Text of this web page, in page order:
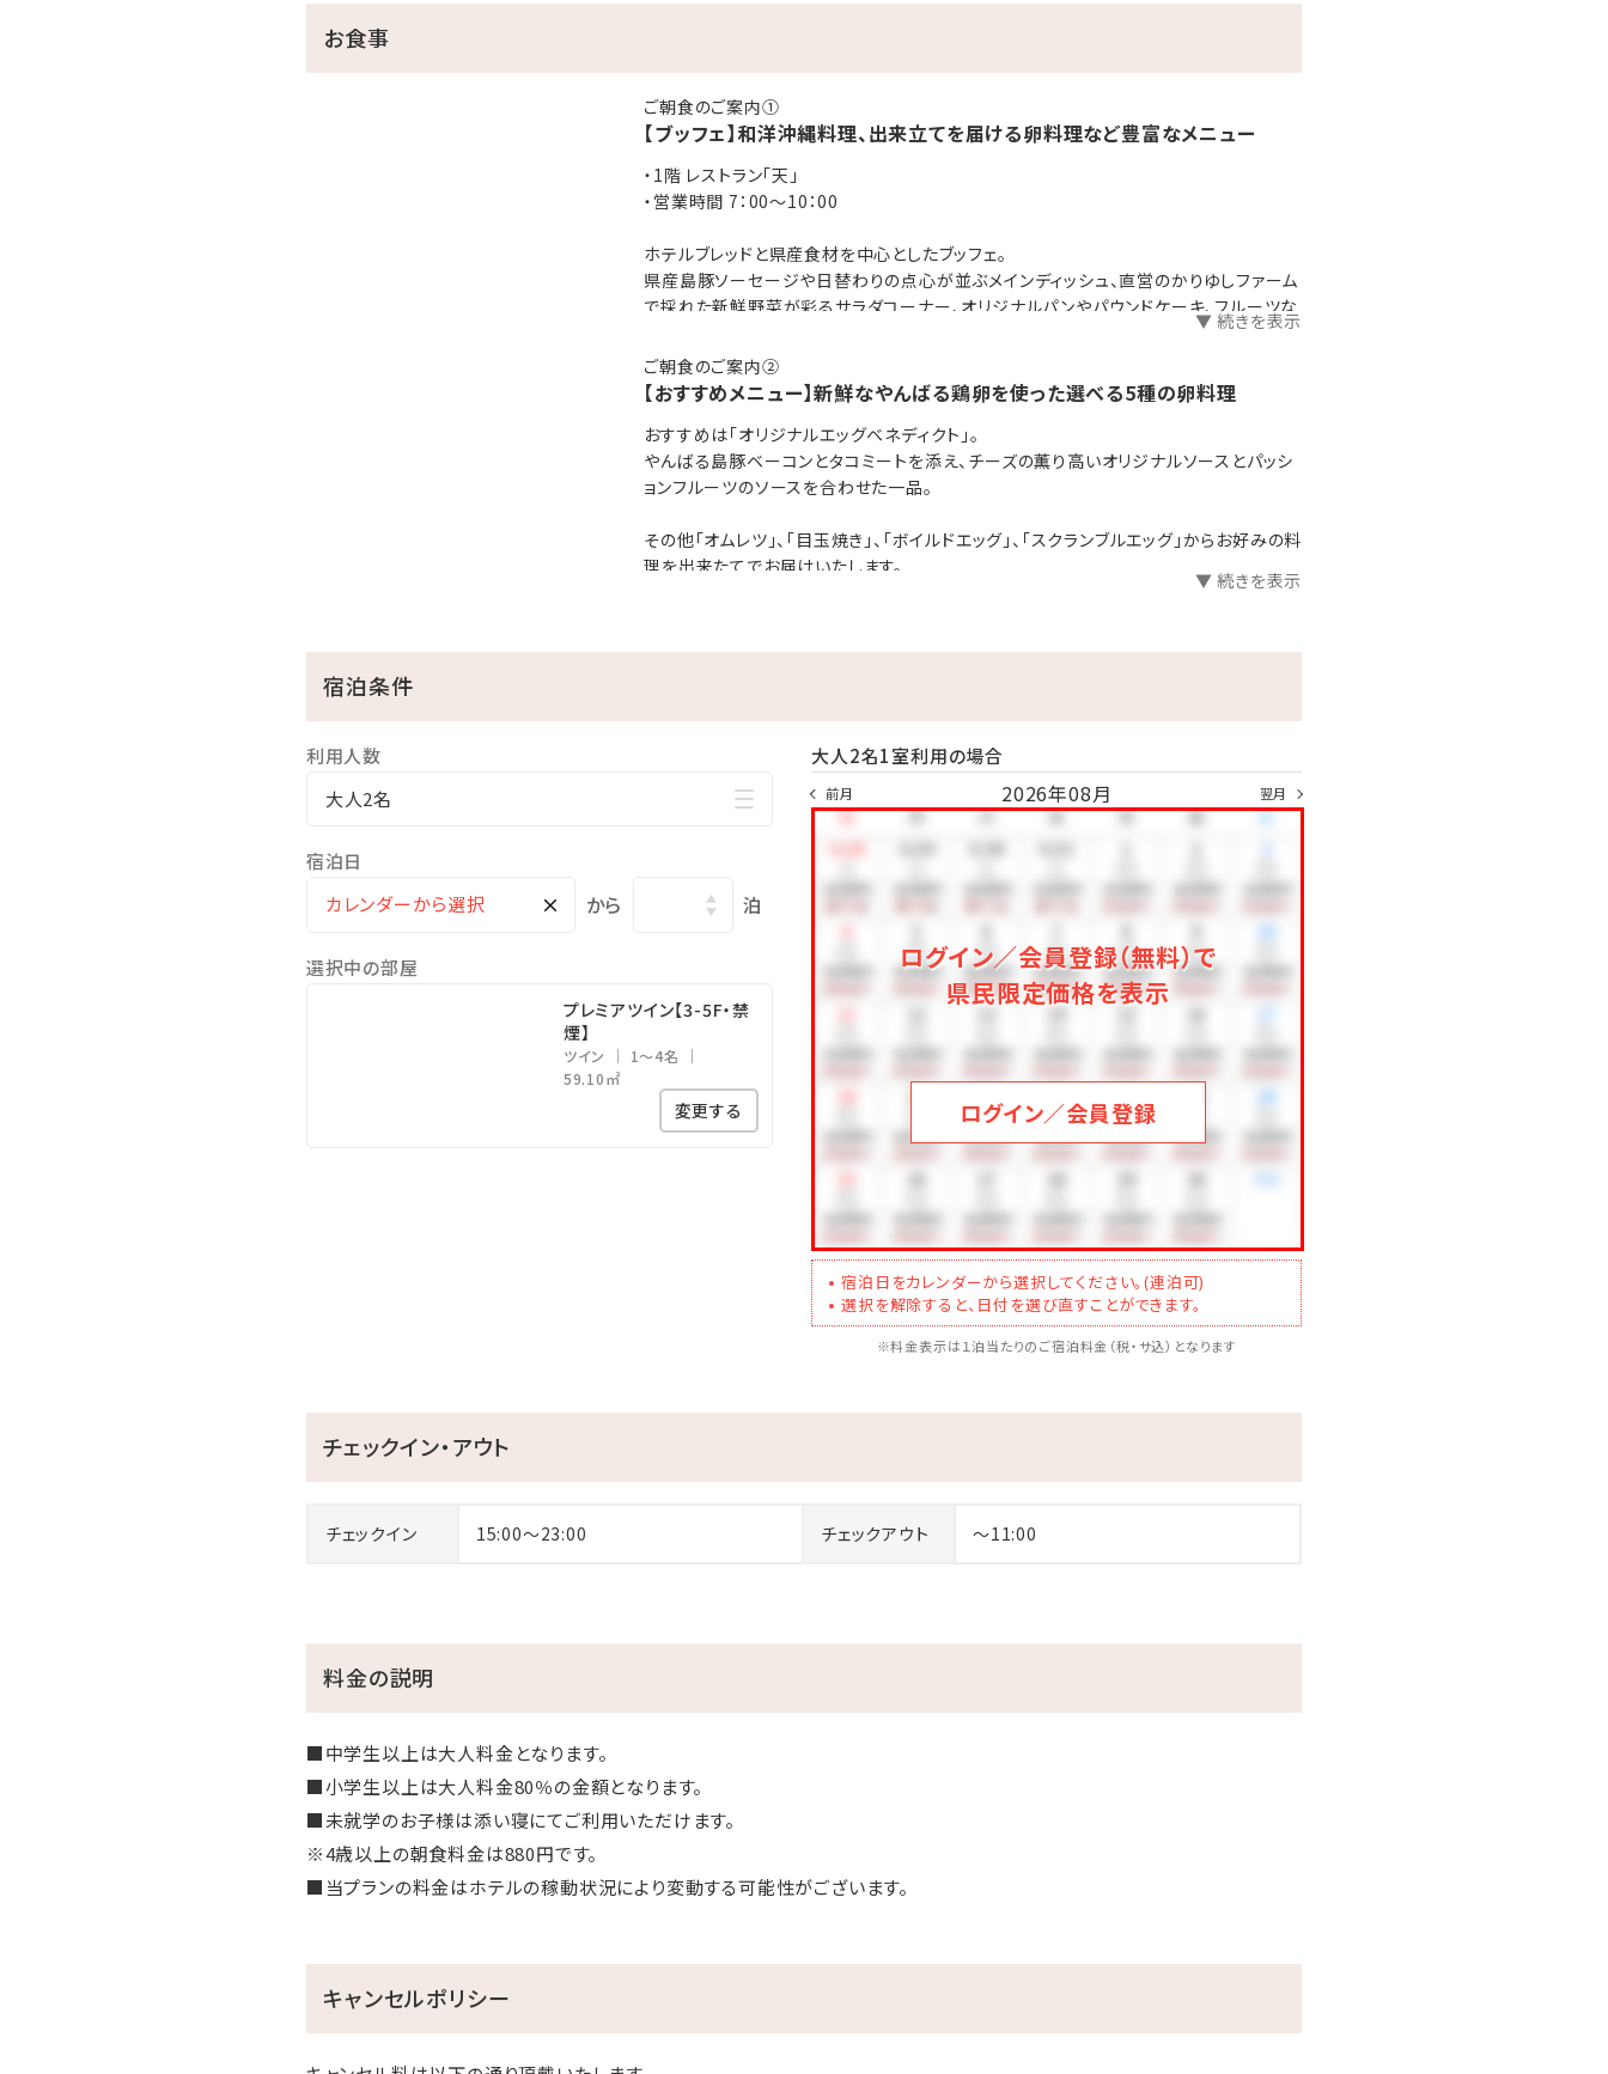
（ホテル玄関と駐車場間のお車の移動をホテルスタッフが行います。)
・バスローブ・ビーチパーカー・セパレートタイプのナイトウェアをご用意
（ビーチパーカーはプール、かりゆしビーチへお出掛けも可能です。）
■焼きたてのホテルブレッドと品数豊富なメニューのブッフェスタイル。
メインプレートは選べる卵料理。出来たてをテーブルにお持ち致します。
≪オムレツ・目玉焼き・ボイルドエッグ・スクランブルエッグ・エッグベネディクト≫
・フィットネスジムご利用無料 ⇒ 5：00～22：00（最終受付 21：30）
・インドアプールご利用無料 ⇒ 8：00～22：00
・ガーデンプールご利用無料 ⇒4・6・10月 9：00～18：00／7～9月 9：00～22：00
・エステサロン「CREER DU SPA」 ⇒ 10：00～21：00（最終受付20：00) ※年中無休
・KBCショップ ⇒ 7：00～22：00
＜注意事項＞
※駐車場は有料です（1泊あたり1，000円、上限3，000円 ※4泊以上は3，000円）
お食事
ご朝食のご案内①
【ブッフェ】和洋沖縄料理、出来立てを届ける卵料理など豊富なメニュー
・1階 レストラン「天」
・営業時間 7：00～10：00
ホテルブレッドと県産食材を中心としたブッフェ。
県産島豚ソーセージや日替わりの点心が並ぶメインディッシュ、直営のかりゆしファーム
で採れた新鮮野菜が彩るサラダコーナー、オリジナルパンやパウンドケーキ、フルーツな
▼ 続きを表示
ご朝食のご案内②
【おすすめメニュー】新鮮なやんばる鶏卵を使った選べる5種の卵料理
おすすめは「オリジナルエッグベネディクト」。
やんばる島豚ベーコンとタコミートを添え、チーズの薫り高いオリジナルソースとパッシ
ョンフルーツのソースを合わせた一品。
その他「オムレツ」、「目玉焼き」、「ボイルドエッグ」、「スクランブルエッグ」からお好みの料
理を出来たてでお届けいたします。
▼ 続きを表示
宿泊条件
利用人数
大人2名
宿泊日
× から 泊
選択中の部屋
プレミアツイン【3-5F・禁
煙】
ツイン
1～4名
59.10㎡
変更する
大人2名1室利用の場合
前月 2026年08月 翌月
ログイン／会員登録（無料）で
県民限定価格を表示
ログイン／会員登録
宿泊日をカレンダーから選択してください。(連泊可)
選択を解除すると、日付を選び直すことができます。
※料金表示は１泊当たりのご宿泊料金（税・サ込）となります
チェックイン・アウト
チェックイン 15:00～23:00 チェックアウト ～11:00
料金の説明
■中学生以上は大人料金となります。
■小学生以上は大人料金80％の金額となります。
■未就学のお子様は添い寝にてご利用いただけます。
※4歳以上の朝食料金は880円です。
■当プランの料金はホテルの稼動状況により変動する可能性がございます。
キャンセルポリシー